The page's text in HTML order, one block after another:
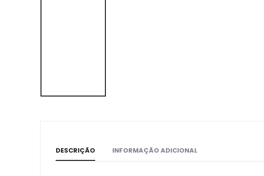
DESCRIÇÃO INFORMAÇÃO ADICIONAL